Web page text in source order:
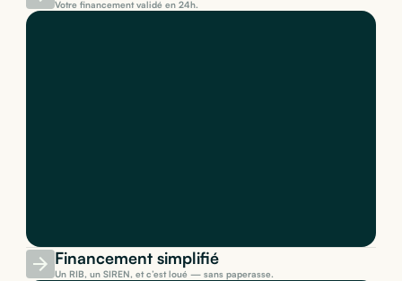
Votre financement validé en 24h.
Financement simplifié
Un RIB, un SIREN, et c’est loué — sans paperasse.